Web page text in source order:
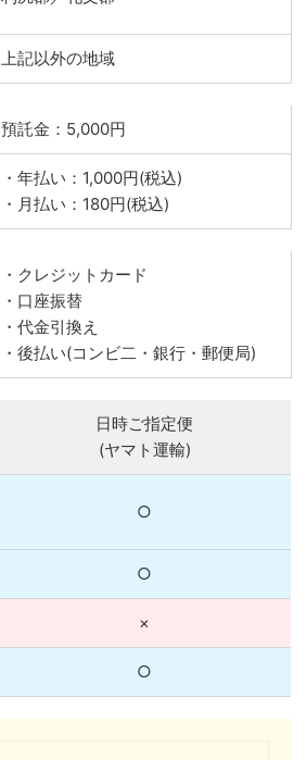
上記以外の地域
預託金：5,000円
・年払い：1,000円(税込)
・月払い：180円(税込)
・クレジットカード
・口座振替
・代金引換え
・後払い(コンビ二・銀行・郵便局)
日時ご指定便
(ヤマト運輸)
○
○
×
○